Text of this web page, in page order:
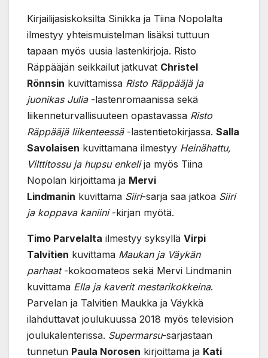
Kirjailijasiskoksilta Sinikka ja Tiina Nopolalta
ilmestyy yhteismuistelman lisäksi tuttuun
tapaan myös uusia lastenkirjoja. Risto
Räppääjän seikkailut jatkuvat Christel
Rönnsin kuvittamissa Risto Räppääjä ja
juonikas Julia-lastenromaanissa sekä
liikenneturvallisuuteen opastavassa Risto
Räppääjä liikenteessä-lastentietokirjassa. Salla
Savolaisen kuvittamana ilmestyy Heinähattu,
Vilttitossu ja hupsu enkelija myös Tiina
Nopolan kirjoittama ja Mervi
Lindmanin kuvittama Siiri-sarja saa jatkoa Siiri
ja koppava kaniini-kirjan myötä.
Timo Parvelalta ilmestyy syksyllä Virpi
Talvitien kuvittama Maukan ja Väykän
parhaat-kokoomateos sekä Mervi Lindmanin
kuvittama Ella ja kaverit mestarikokkeina.
Parvelan ja Talvitien Maukka ja Väykkä
ilahduttavat joulukuussa 2018 myös television
joulukalenterissa. Supermarsu-sarjastaan
tunnetun Paula Norosen kirjoittama ja Kati